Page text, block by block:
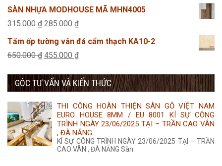
350.000 ₫.
gốc
là:
hiện
tại
350.000 ₫.
SÀN NHỰA MODHOUSE MÃ MHN4005
315.000₫ Giá
gốc
là:
285.000 ₫Giá
hiện
tại
285.000 ₫.
Tấm ốp tường vân đá cẩm thạch KA10-2
650.000₫ Giá
là:
455.000 ₫Giá
tại
455.000 ₫.
GÓC TƯ VẤN VÀ KIẾN THỨC
THI CÔNG HOÀN THIỆN SÀN GỖ VIỆT NAM
EURO HOUSE 8MM / EU 8001 KÍ SỰ CÔNG
TRÌNH NGÀY 23/06/2025 TẠI – TRẦN CAO VÂN
, ĐÀ NẴNG
KÍ SỰ CÔNG TRÌNH NGÀY 23/06/2025 TẠI – TRẦN
CAO VÂN , ĐÀ NẴNG Sàn